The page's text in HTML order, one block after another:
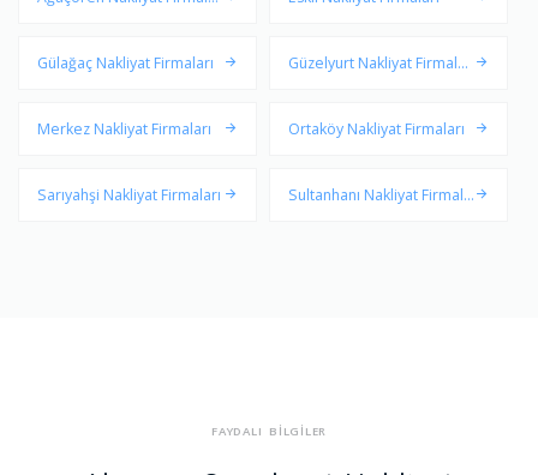
Gülağaç Nakliyat Firmaları
Güzelyurt Nakliyat Firmalar
Merkez Nakliyat Firmaları
Ortaköy Nakliyat Firmaları
Sarıyahşi Nakliyat Firmaları
Sultanhanı Nakliyat Firmala
FAYDALI BİLGİLER